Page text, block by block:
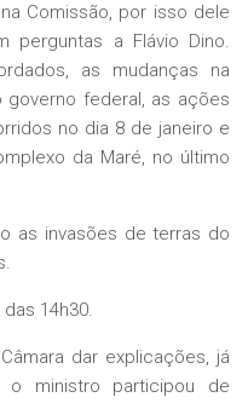
Comissão, por isso dele
perguntas a Flávio Dino.
as mudanças na
federal, as ações
no dia 8 de janeiro e
da Maré, no último
as invasões de terras do
14h30.
dar explicações, já
ministro participou de